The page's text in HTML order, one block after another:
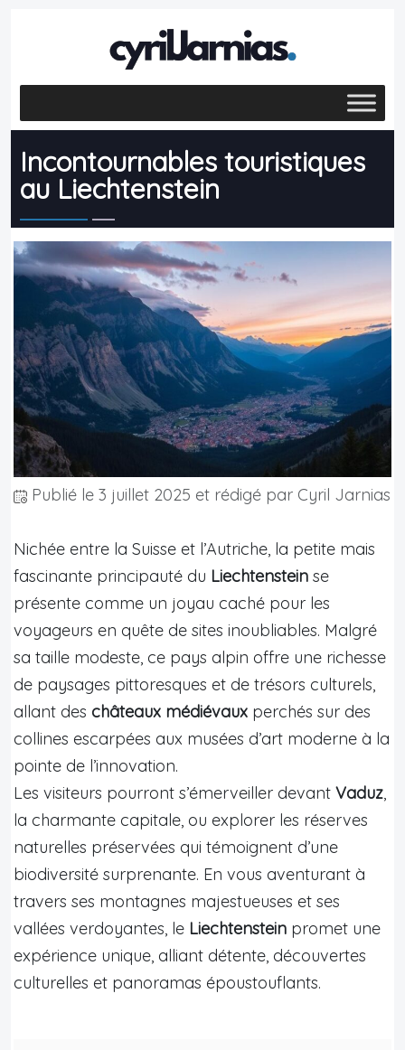
Incontournables touristiques
au Liechtenstein
Publié le 3 juillet 2025 et rédigé par Cyril Jarnias
Nichée entre la Suisse et l’Autriche, la petite mais
fascinante principauté du Liechtenstein se
présente comme un joyau caché pour les
voyageurs en quête de sites inoubliables. Malgré
sa taille modeste, ce pays alpin offre une richesse
de paysages pittoresques et de trésors culturels,
allant des châteaux médiévaux perchés sur des
collines escarpées aux musées d’art moderne à la
pointe de l’innovation.
Les visiteurs pourront s’émerveiller devant Vaduz,
la charmante capitale, ou explorer les réserves
naturelles préservées qui témoignent d’une
biodiversité surprenante. En vous aventurant à
travers ses montagnes majestueuses et ses
vallées verdoyantes, le Liechtenstein promet une
expérience unique, alliant détente, découvertes
culturelles et panoramas époustouflants.